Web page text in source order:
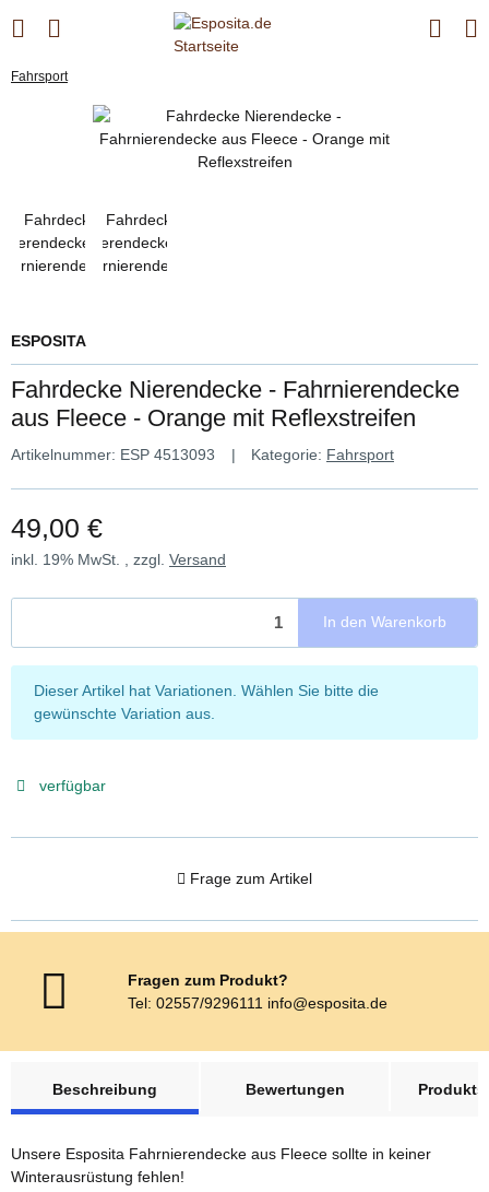
Fahrsport
ESPOSITA
Fahrdecke Nierendecke - Fahrnierendecke
aus Fleece - Orange mit Reflexstreifen
Artikelnummer: ESP 4513093 Kategorie: Fahrsport
49,00 €
inkl. 19% MwSt. , zzgl. Versand
In den Warenkorb
x
Dieser Artikel hat Variationen. Wählen Sie bitte die
gewünschte Variation aus.
verfügbar
Frage zum Artikel
Fragen zum Produkt?
Tel: 02557/9296111 info@esposita.de
Beschreibung
Bewertungen
Unsere Esposita Fahrnierendecke aus Fleece sollte in keiner
Winterausrüstung fehlen!